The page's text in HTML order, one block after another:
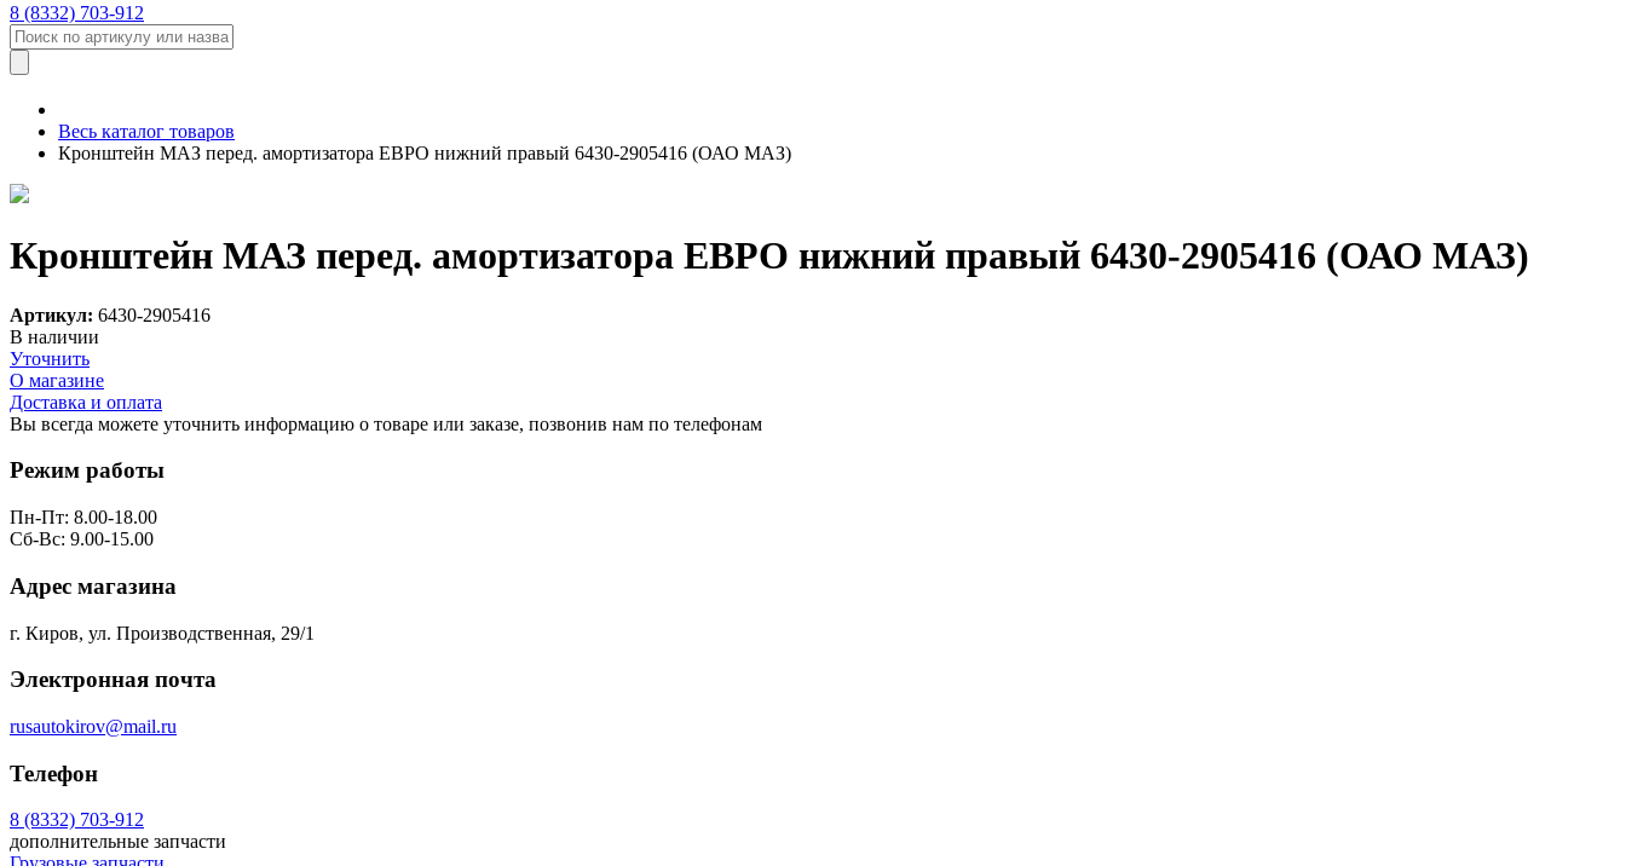
8 (8332) 703-912
Весь каталог товаров
Кронштейн МАЗ перед. амортизатора ЕВРО нижний правый 6430-2905416 (ОАО МАЗ)
Кронштейн МАЗ перед. амортизатора ЕВРО нижний правый 6430-2905416 (ОАО МАЗ)
Артикул: 6430-2905416
В наличии
Уточнить
О магазине
Доставка и оплата
Вы всегда можете уточнить информацию о товаре или заказе, позвонив нам по телефонам
Режим работы
Пн-Пт: 8.00-18.00
Сб-Вс: 9.00-15.00
Адрес магазина
г. Киров, ул. Производственная, 29/1
Электронная почта
rusautokirov@mail.ru
Телефон
8 (8332) 703-912
дополнительные запчасти